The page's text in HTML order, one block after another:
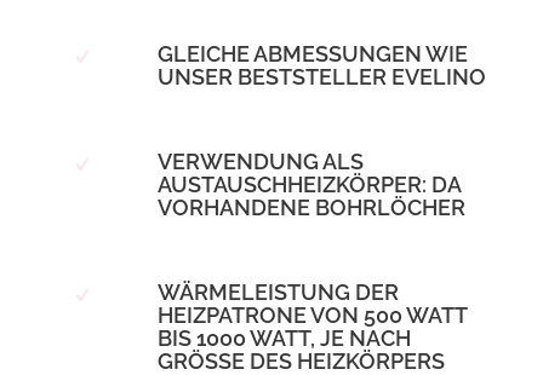
GLEICHE ABMESSUNGEN WIE
UNSER BESTSTELLER EVELINO
VERWENDUNG ALS
AUSTAUSCHHEIZKÖRPER: DA
VORHANDENE BOHRLÖCHER
WÄRMELEISTUNG DER
HEIZPATRONE VON 500 WATT
BIS 1000 WATT, JE NACH
GRÖSSE DES HEIZKÖRPERS